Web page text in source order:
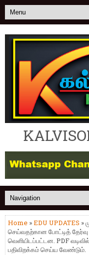
Home »EDU UPDATES »
செய்வதற்கான போட்டித்
வெளியிடப்பட்டன. PDF
பதிவிறக்கம் செய்ய வேண்டும்.